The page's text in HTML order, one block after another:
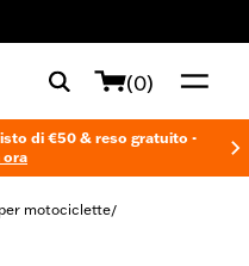
(0)
di €50 & reso gratuito -
ora
motociclette/